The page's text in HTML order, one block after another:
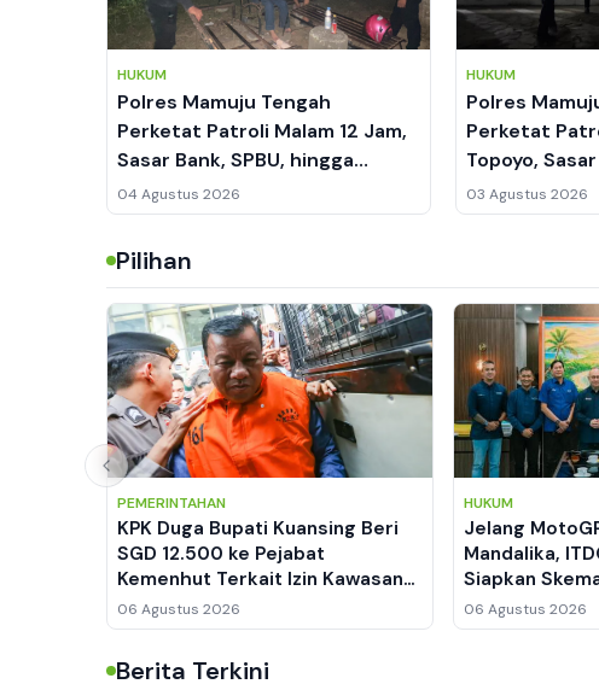
HUKUM
Polres Mamuju Tengah
Perketat Patroli Malam 12 Jam,
Sasar Bank, SPBU, hingga
Permukiman Warga
04 Agustus 2026
HUKUM
Polres
Perketat
Topoyo,
Kawasan
03 Agustus 2026
Pilihan
PEMERINTAHAN
KPK Duga Bupati Kuansing Beri
SGD 12.500 ke Pejabat
Kemenhut Terkait Izin Kawasan
Hutan
06 Agustus 2026
HUKUM
Jelang
Mandalika,
Siapkan
Manajemen
06 Agustus 2026
Berita Terkini